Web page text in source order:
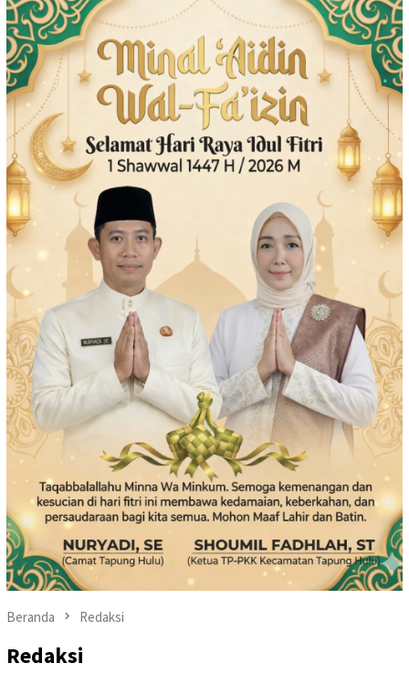
Beranda Redaksi
Redaksi